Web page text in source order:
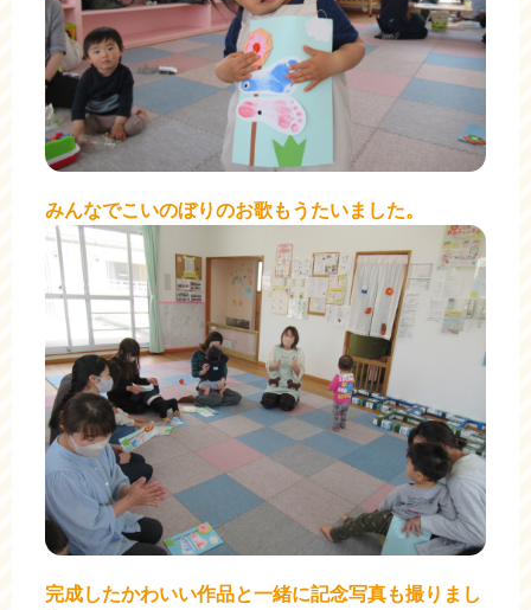
みんなでこいのぼりのお歌もうたいました。
完成したかわいい作品と一緒に記念写真も撮りまし